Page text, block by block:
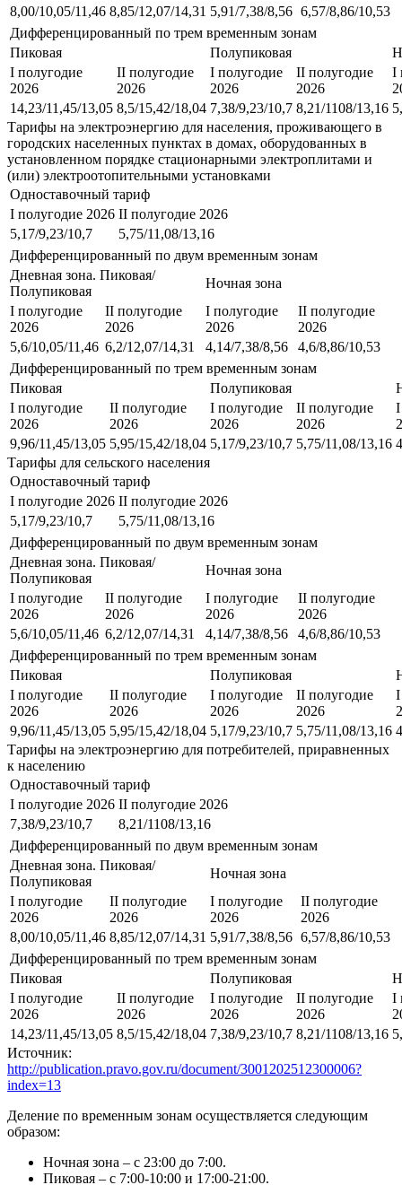
8,00/10,05/11,46 8,85/12,07/14,31 5,91/7,38/8,56 6,57/8,86/10,53
Дифференцированный по трем временным зонам
Пиковая
Полупиковая
I полугодие
2026
II полугодие
2026
I полугодие
2026
II полугодие
2026
I
14,23/11,45/13,05 8,5/15,42/18,04 7,38/9,23/10,7 8,21/1108/13,16
Тарифы на электроэнергию для населения, проживающего в
городских населенных пунктах в домах, оборудованных в
установленном порядке стационарными электроплитами и
(или) электроотопительными установками
Одноставочный тариф
I полугодие 2026 II полугодие 2026
5,17/9,23/10,7
5,75/11,08/13,16
Дифференцированный по двум временным зонам
Дневная зона. Пиковая/
Полупиковая
Ночная зона
I полугодие
2026
II полугодие
2026
I полугодие
2026
II полугодие
2026
5,6/10,05/11,46 6,2/12,07/14,31 4,14/7,38/8,56
4,6/8,86/10,53
Дифференцированный по трем временным зонам
Пиковая
Полупиковая
I полугодие
2026
II полугодие
2026
I полугодие
2026
II полугодие
2026
I
9,96/11,45/13,05 5,95/15,42/18,04 5,17/9,23/10,7 5,75/11,08/13,16
Тарифы для сельского населения
Одноставочный тариф
I полугодие 2026 II полугодие 2026
5,17/9,23/10,7
5,75/11,08/13,16
Дифференцированный по двум временным зонам
Дневная зона. Пиковая/
Полупиковая
Ночная зона
I полугодие
2026
II полугодие
2026
I полугодие
2026
II полугодие
2026
5,6/10,05/11,46 6,2/12,07/14,31 4,14/7,38/8,56
4,6/8,86/10,53
Дифференцированный по трем временным зонам
Пиковая
Полупиковая
I полугодие
2026
II полугодие
2026
I полугодие
2026
II полугодие
2026
I
9,96/11,45/13,05 5,95/15,42/18,04 5,17/9,23/10,7 5,75/11,08/13,16
Тарифы на электроэнергию для потребителей, приравненных
к населению
Одноставочный тариф
I полугодие 2026 II полугодие 2026
7,38/9,23/10,7
8,21/1108/13,16
Дифференцированный по двум временным зонам
Дневная зона. Пиковая/
Полупиковая
Ночная зона
I полугодие
2026
II полугодие
2026
I полугодие
2026
II полугодие
2026
8,00/10,05/11,46 8,85/12,07/14,31 5,91/7,38/8,56 6,57/8,86/10,53
Дифференцированный по трем временным зонам
Пиковая
Полупиковая
I полугодие
2026
II полугодие
2026
I полугодие
2026
II полугодие
2026
I
14,23/11,45/13,05 8,5/15,42/18,04 7,38/9,23/10,7 8,21/1108/13,16
Источник:
http://publication.pravo.gov.ru/document/3001202512300006?
index=13
Деление по временным зонам осуществляется следующим
образом:
Ночная зона – с 23:00 до 7:00.
Пиковая – с 7:00-10:00 и 17:00-21:00.